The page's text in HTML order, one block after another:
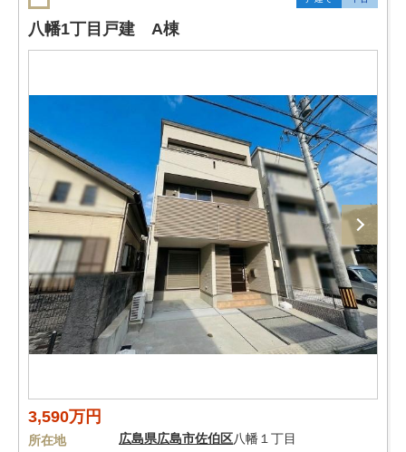
八幡1丁目戸建 A棟
3,590万円
所在地 広島県広島市佐伯区八幡１丁目